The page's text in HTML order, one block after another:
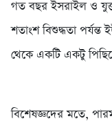
গত বছর ইসরাইল ও
শতাংশ বিশুদ্ধতা পর্যন্ত
থেকে একটি একটু
বিশেষজ্ঞদের মতে,